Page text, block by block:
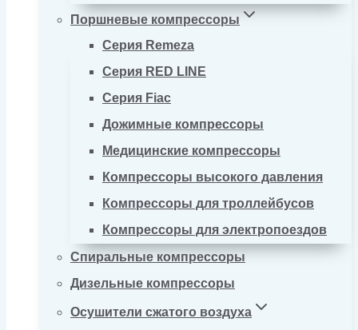
Поршневые компрессоры
Серия Remeza
Серия RED LINE
Серия Fiac
Дожимные компрессоры
Медицинские компрессоры
Компрессоры высокого давления
Компрессоры для троллейбусов
Компрессоры для электропоездов
Спиральные компрессоры
Дизельные компрессоры
Осушители сжатого воздуха